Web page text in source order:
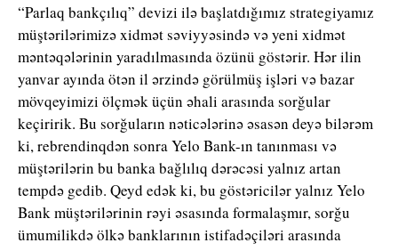
“Parlaq bankçılıq” devizi ilə başlatdığımız strategiyamız
müştərilərimizə xidmət səviyyəsində və yeni xidmət
məntəqələrinin yaradılmasında özünü göstərir. Hər ilin
yanvar ayında ötən il ərzində görülmüş işləri və bazar
mövqeyimizi ölçmək üçün əhali arasında sorğular
keçiririk. Bu sorğuların nəticələrinə əsasən deyə bilərəm
ki, rebrendinqdən sonra Yelo Bank-ın tanınması və
müştərilərin bu banka bağlılıq dərəcəsi yalnız artan
tempdə gedib. Qeyd edək ki, bu göstəricilər yalnız Yelo
Bank müştərilərinin rəyi əsasında formalaşmır, sorğu
ümumilikdə ölkə banklarının istifadəçiləri arasında